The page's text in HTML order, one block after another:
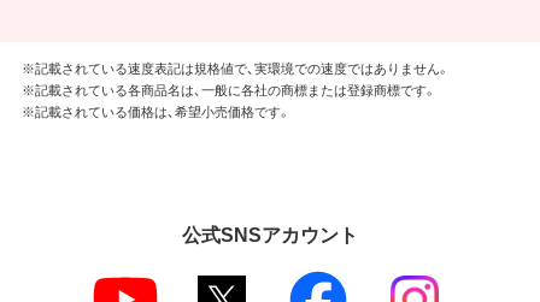
※記載されている速度表記は規格値で、実環境での速度ではありません。
※記載されている各商品名は、一般に各社の商標または登録商標です。
※記載されている価格は、希望小売価格です。
公式SNSアカウント